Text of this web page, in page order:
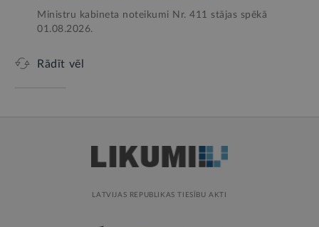
Ministru kabineta noteikumi Nr. 411 stājas spēkā
01.08.2026.
Rādīt vēl
LATVIJAS REPUBLIKAS TIESĪBU AKTI